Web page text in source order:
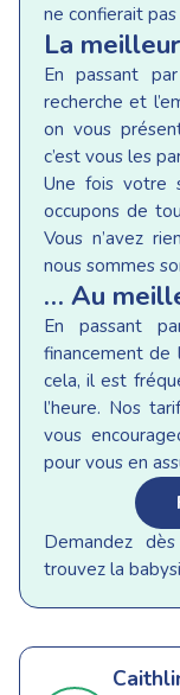
ne confierait
La
En passant
recherche et
on vous
c’est vous les
Une fois votre
occupons de
Vous n’avez
nous sommes
… Au
En passant
financement de
cela, il est
l’heure. Nos
vous
pour vous en
Demandez
trouvez la